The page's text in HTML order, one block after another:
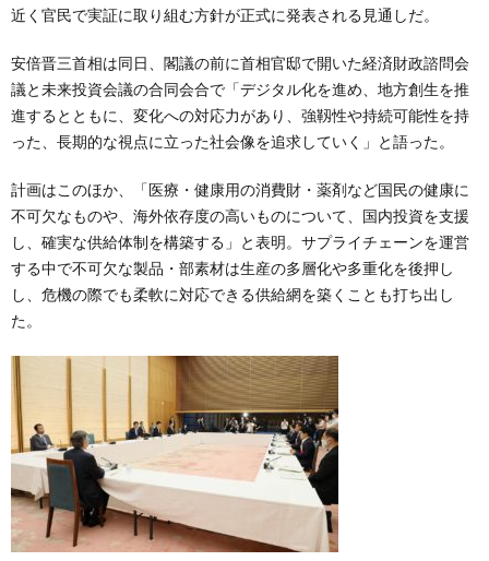
近く官民で実証に取り組む方針が正式に発表される見通しだ。
安倍晋三首相は同日、閣議の前に首相官邸で開いた経済財政諮問会
議と未来投資会議の合同会合で「デジタル化を進め、地方創生を推
進するとともに、変化への対応力があり、強靱性や持続可能性を持
った、長期的な視点に立った社会像を追求していく」と語った。
計画はこのほか、「医療・健康用の消費財・薬剤など国民の健康に
不可欠なものや、海外依存度の高いものについて、国内投資を支援
し、確実な供給体制を構築する」と表明。サプライチェーンを運営
する中で不可欠な製品・部素材は生産の多層化や多重化を後押し
し、危機の際でも柔軟に対応できる供給網を築くことも打ち出し
た。